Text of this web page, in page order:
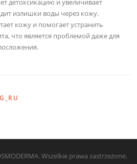
детоксикацию и увеличивает
излишки воды через кожу.
кожу и помогает устранить
что является проблемой даже для
Wszelkie prawa zastrzeżone.